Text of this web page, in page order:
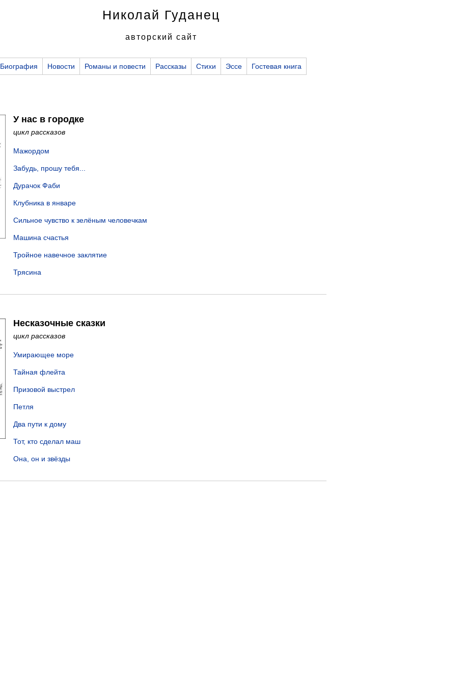
Николай Гуданец
авторский сайт
Биография Новости Романы и повести Рассказы Стихи Эссе Гостевая книга
У нас в городке
цикл рассказов
Мажордом
Забудь, прошу тебя...
Дурачок Фаби
Клубника в январе
Сильное чувство к зелёным человечкам
Машина счастья
Тройное навечное заклятие
Трясина
Несказочные сказки
цикл рассказов
Умирающее море
Тайная флейта
Призовой выстрел
Петля
Два пути к дому
Тот, кто сделал маш
Она, он и звёзды